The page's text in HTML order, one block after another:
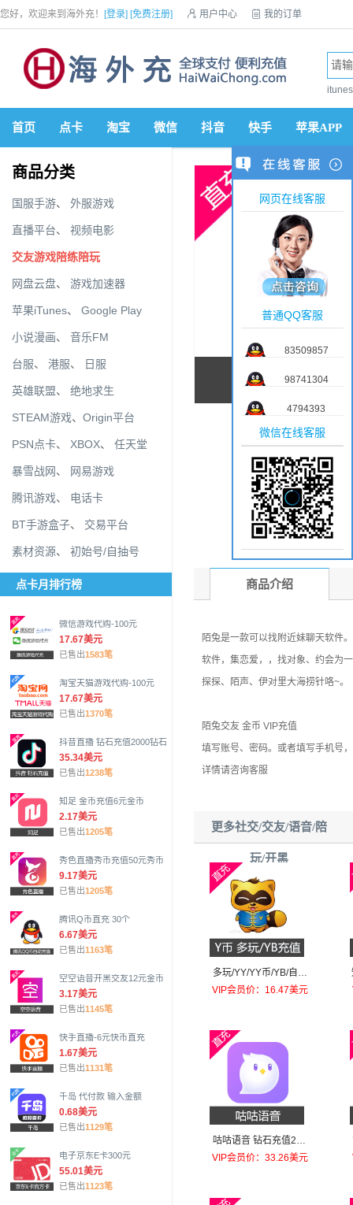
您好，欢迎来到海外充！ [登录] [免费注册]  用户中心  我的订单
首页 点卡 淘宝 微信 抖音 快手 苹果APP
商品分类
国服手游、 外服游戏
直播平台、 视频电影
交友游戏陪练陪玩
网盘云盘、 游戏加速器
苹果iTunes、 Google Play
小说漫画、 音乐FM
台服、 港服、 日服
英雄联盟、 绝地求生
STEAM游戏、 Origin平台
PSN点卡、 XBOX、 任天堂
暴雪战网、 网易游戏
腾讯游戏、 电话卡
BT手游盒子、 交易平台
素材资源、 初始号/自抽号
点卡月排行榜
微信游戏代购-100元
17.67美元
已售出1583笔
淘宝天猫游戏代购-100元
17.67美元
已售出1370笔
抖音直播 钻石充值2000钻石
35.34美元
已售出1238笔
知足 金币充值6元金币
2.17美元
已售出1205笔
秀色直播秀币充值50元秀币
9.17美元
已售出1205笔
腾讯Q币直充 30个
6.67美元
已售出1163笔
空空语音开黑交友12元金币
3.17美元
已售出1145笔
快手直播-6元快币直充
1.67美元
已售出1131笔
千岛 代付款 输入金额
0.68美元
已售出1129笔
电子京东E卡300元
55.01美元
已售出1123笔
商品介绍
陌兔是一款可以找附近妹聊天软件
软件，集恋爱，，找对象、约会为
探探、陌声、伊对里大海捞针咯~。
陌兔交友 金币 VIP充值
填写账号、密码。或者填写手机号
详情请咨询客服
更多社交/交友/语音/陪
玩/开黑
多玩/YY/YY币/YB/自动
充值100个
VIP会员价：16.47美元
咕咕语音 钻石充值200
元钻石
VIP会员价：33.26美元
网页在线客服
普通QQ客服
83509857
98741304
4794393
微信在线客服